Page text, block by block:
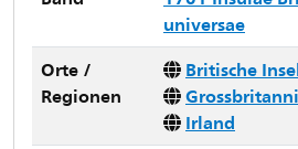
universae
Orte /
Regionen
Britische
Irland